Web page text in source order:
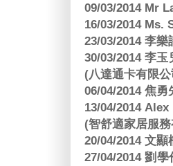
09/03/2014 Mr
16/03/2014 Ms.
23/03/2014 李
30/03/2014 李
(八達通卡有限
06/04/2014 焦
13/04/2014
(智舒適家居服
20/04/2014 文
27/04/2014 劉